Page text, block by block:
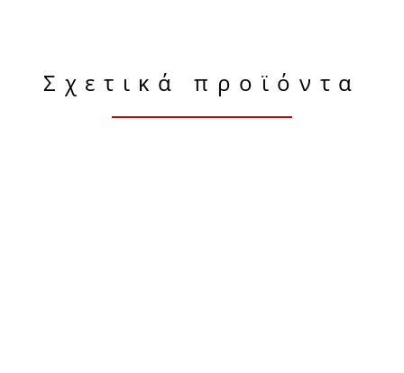
Σχετικά προϊόντα